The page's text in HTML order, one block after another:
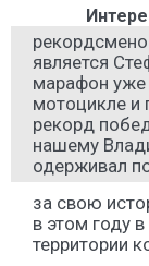
является
марафон уже
мотоцикле и
рекорд
нашему
одерживал
за свою
в этом году
территории